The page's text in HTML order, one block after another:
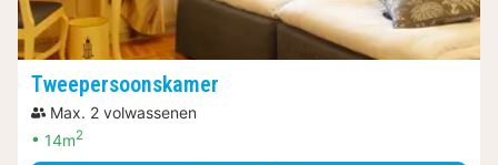
Tweepersoonskamer
Max. 2 volwassenen
14m2